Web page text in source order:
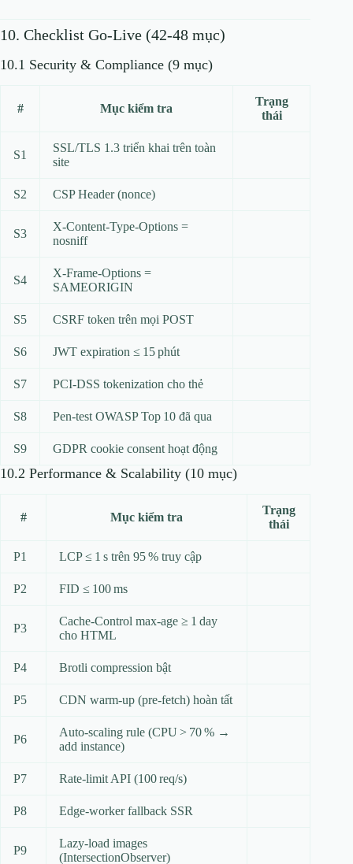
10. Checklist Go‑Live (42‑48 mục)
10.1 Security & Compliance (9 mục)
# Mục kiểm tra
Trạng
thái
S1
SSL/TLS 1.3 triển khai trên toàn
site
S2 CSP Header (nonce)
S3
X‑Content‑Type‑Options =
nosniff
S4
X‑Frame‑Options =
SAMEORIGIN
S5 CSRF token trên mọi POST
S6 JWT expiration ≤ 15 phút
S7 PCI‑DSS tokenization cho thẻ
S8 Pen‑test OWASP Top 10 đã qua
S9 GDPR cookie consent hoạt động
10.2 Performance & Scalability (10 mục)
# Mục kiểm tra
Trạng
thái
P1 LCP ≤ 1 s trên 95 % truy cập
P2 FID ≤ 100 ms
P3
Cache‑Control max‑age ≥ 1 day
cho HTML
P4 Brotli compression bật
P5 CDN warm‑up (pre‑fetch) hoàn tất
P6
Auto‑scaling rule (CPU > 70 % →
add instance)
P7 Rate‑limit API (100 req/s)
P8 Edge‑worker fallback SSR
P9
Lazy‑load images
(IntersectionObserver)